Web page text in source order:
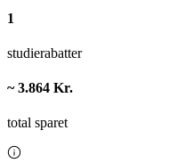
1
studierabatter
~ 3.864 Kr.
total sparet